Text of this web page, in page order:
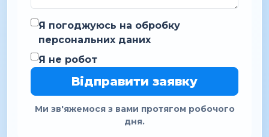
Я погоджуюсь на обробку
персональних даних
Я не робот
Відправити заявку
Ми зв'яжемося з вами протягом робочого
дня.